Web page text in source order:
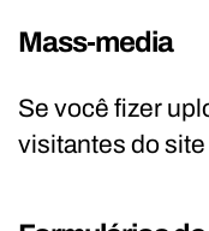
Mass-media
Se você fizer
visitantes do